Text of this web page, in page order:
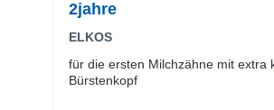
2jahre
ELKOS
für die ersten Milchzähne mit extra
Bürstenkopf